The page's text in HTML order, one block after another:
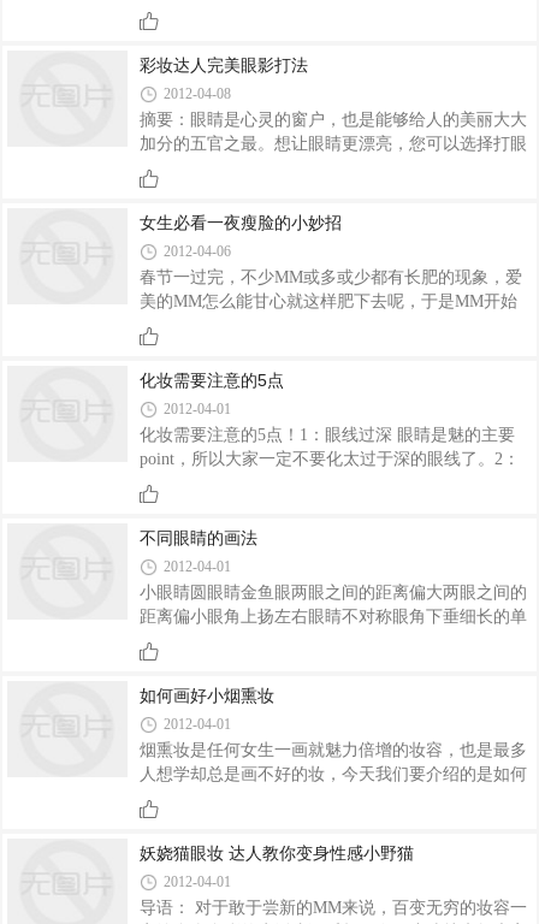
花妆面职业妆，所以在脸上稍加一些色彩，使你的轮
廓看起来更加有精神、健康明快就可以了，春夏清新
彩妆，打造自然系美女...1.色彩的选择春夏妆面适合
选择清爽的色彩，妆面风格突出淡雅、透明，进行干
净、清凉的……本篇文章来源于北京流行彩妆，原文
链接：http://www.caizhuang.info/info.asp?id=99
彩妆达人完美眼影打法
2012-04-08
摘要：眼睛是心灵的窗户，也是能够给人的美丽大大
加分的五官之最。想让眼睛更漂亮，您可以选择打眼
影。怎样才能让眼睛更加闪亮动人呢？彩妆达人完美
眼影打法肌肤，和北京流行彩妆一起学习一下吧...1.
选择合适的眼影颜色。除了应与粉底、衣着的颜色相
协调外，您还应该考虑各种眼影颜色的最终效果，比
如蓝色系会……
女生必看一夜瘦脸的小妙招
2012-04-06
春节一过完，不少MM或多或少都有长肥的现象，爱
美的MM怎么能甘心就这样肥下去呢，于是MM开始
尝试各种各样的减肥方法，甚至为了瘦下去还牺牲自
己的健康为代价。其实能瘦的方法有很多，但大家一
定要选择健康的方法，不要为了瘦而不吃饭，这样是
很不健康的，就算到最后你瘦下来了，人也憔悴了，
这种不健康的瘦请大家千万不要效仿。
化妆需要注意的5点
2012-04-01
化妆需要注意的5点！1：眼线过深 眼睛是魅的主要
point，所以大家一定不要化太过于深的眼线了。2：
底妆过浓
不同眼睛的画法
2012-04-01
小眼睛圆眼睛金鱼眼两眼之间的距离偏大两眼之间的
距离偏小眼角上扬左右眼睛不对称眼角下垂细长的单
眼皮眼睛凹陷的眼睛颜色搭配单色：营造活力动感双
色：深深浅浅的诱惑多色：富有立体感的眼神不同眼
睛的画法
如何画好小烟熏妆
2012-04-01
烟熏妆是任何女生一画就魅力倍增的妆容，也是最多
人想学却总是画不好的妆，今天我们要介绍的是如何
画好小烟熏妆。
妖娆猫眼妆 达人教你变身性感小野猫
2012-04-01
导语： 对于敢于尝新的MM来说，百变无穷的妆容一